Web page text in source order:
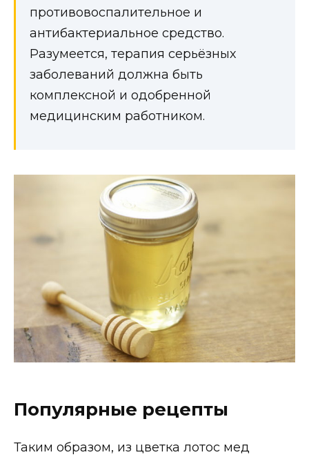
противовоспалительное и
антибактериальное средство.
Разумеется, терапия серьёзных
заболеваний должна быть
комплексной и одобренной
медицинским работником.
Популярные рецепты
Таким образом, из цветка лотос мед